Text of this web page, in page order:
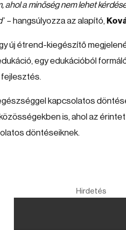
a minőség nem lehet
” – hangsúlyozza az alapító,
új étrend-kiegészítő
egy edukációból
fejlesztés.
kapcsolatos
is, ahol az
döntéseiknek.
Hirdetés